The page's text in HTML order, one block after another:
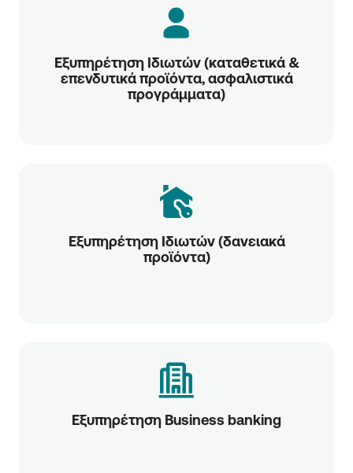
Εξυπηρέτηση Ιδιωτών (καταθετικά &
επενδυτικά προϊόντα, ασφαλιστικά
προγράμματα)
Εξυπηρέτηση Ιδιωτών (δανειακά
προϊόντα)
Εξυπηρέτηση Business banking